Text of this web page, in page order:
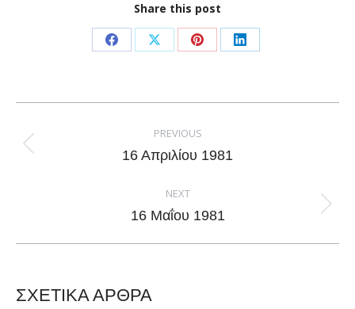
Share this post
Share
Facebook
Share
X
Share
Pinterest
Share
LinkedIn
navigation
PREVIOUS
Previous
16 Απριλίου 1981
NEXT
Next
16 Μαΐου 1981
ΣΧΕΤΙΚΑ ΑΡΘΡΑ